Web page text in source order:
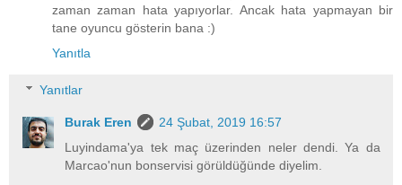
zaman zaman hata yapıyorlar. Ancak hata yapmayan bir
tane oyuncu gösterin bana :)
Yanıtla
Yanıtlar
Burak Eren
24 Şubat, 2019 16:57
Luyindama'ya tek maç üzerinden neler dendi. Ya da
Marcao'nun bonservisi görüldüğünde diyelim.